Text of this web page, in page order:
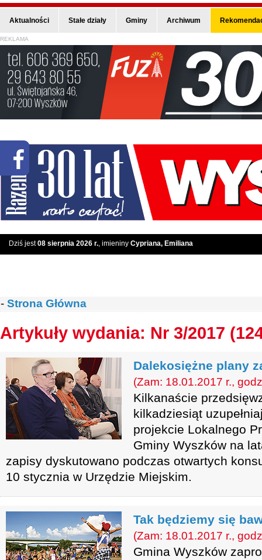
Aktualności Stałe działy Gminy Archiwum
REKLAMA
Dziś jest08 sierpnia 2026 r., imieniny Cypriana, Emiliana
- Strona Główna
Artykuły wydania: Nr 3/2017
Dalekosiężne plany
(Zam: 18.01.2017 r.,
Kilkanaście
kilkadziesiąt
projekcie Lokalnego
Gminy Wyszków na
zapisy dyskutowano podczas otwartych
10 stycznia w Urzędzie Miejskim.
Tak będziemy się
(Zam: 18.01.2017 r.,
Gmina Wyszków